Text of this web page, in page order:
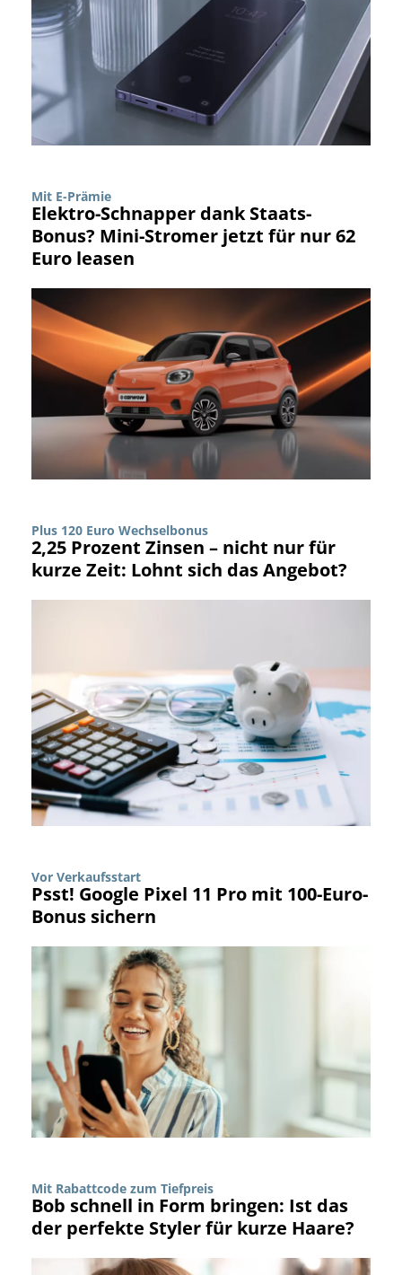
Mit E-Prämie
Elektro-Schnapper dank Staats-
Bonus? Mini-Stromer jetzt für nur 62
Euro leasen
Plus 120 Euro Wechselbonus
2,25 Prozent Zinsen – nicht nur für
kurze Zeit: Lohnt sich das Angebot?
Vor Verkaufsstart
Psst! Google Pixel 11 Pro mit 100-Euro-
Bonus sichern
Mit Rabattcode zum Tiefpreis
Bob schnell in Form bringen: Ist das
der perfekte Styler für kurze Haare?